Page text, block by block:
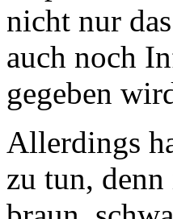
nicht nur
auch noch
gegeben
Allerdings
zu tun,